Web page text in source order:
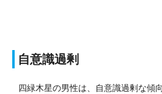
自意識過剰
四緑木星の男性は、自意識過剰な傾